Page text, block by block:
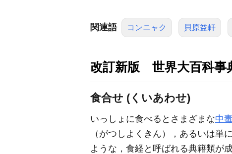
関連語 コンニャク 貝原益軒
改訂新版 世界大百科事
食合せ (くいあわせ)
いっしょに食べるとさまざまな中
（がつしよくきん），あるいは
ような，食経と呼ばれる典籍類が